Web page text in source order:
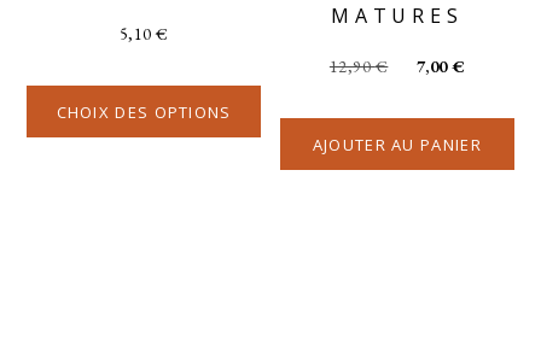
5,10€
CHOIX DES OPTIONS
MATURES
12,90€ 7,00€
AJOUTER AU PANIER